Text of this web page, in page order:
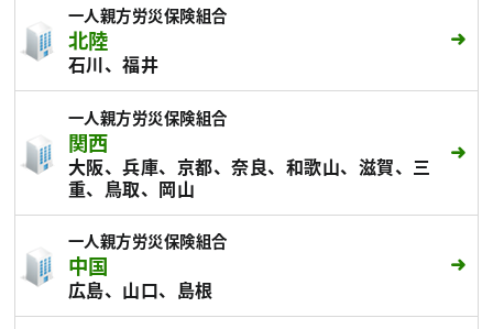
一人親方労災保険組合
北陸
石川、福井
一人親方労災保険組合
関西
大阪、兵庫、京都、奈良、和歌山、滋賀、三
重、鳥取、岡山
一人親方労災保険組合
中国
広島、山口、島根